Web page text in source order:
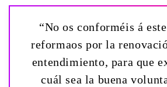
“No os conforméis á
reformaos por la
entendimiento, para que
cuál sea la buena